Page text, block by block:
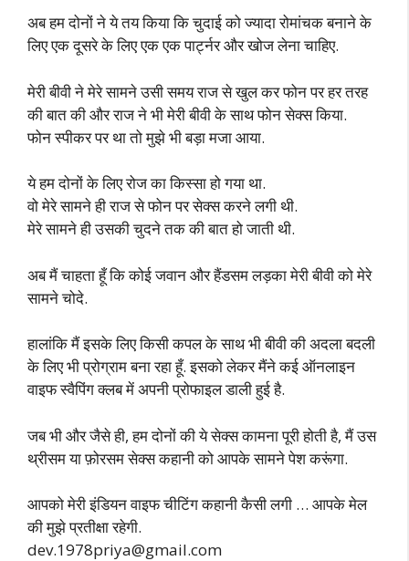
अब हम दोनों ने ये तय किया कि चुदाई को ज्यादा रोमांचक बनाने के
लिए एक दूसरे के लिए एक एक पार्ट्नर और खोज लेना चाहिए.
मेरी बीवी ने मेरे सामने उसी समय राज से खुल कर फोन पर हर तरह
की बात की और राज ने भी मेरी बीवी के साथ फोन सेक्स किया.
फोन स्पीकर पर था तो मुझे भी बड़ा मजा आया.
ये हम दोनों के लिए रोज का किस्सा हो गया था.
वो मेरे सामने ही राज से फोन पर सेक्स करने लगी थी.
मेरे सामने ही उसकी चुदने तक की बात हो जाती थी.
अब मैं चाहता हूँ कि कोई जवान और हैंडसम लड़का मेरी बीवी को मेरे
सामने चोदे.
हालांकि मैं इसके लिए किसी कपल के साथ भी बीवी की अदला बदली
के लिए भी प्रोग्राम बना रहा हूँ. इसको लेकर मैंने कई ऑनलाइन
वाइफ स्वैपिंग क्लब में अपनी प्रोफाइल डाली हुई है.
जब भी और जैसे ही, हम दोनों की ये सेक्स कामना पूरी होती है, मैं उस
थ्रीसम या फ़ोरसम सेक्स कहानी को आपके सामने पेश करूंगा.
आपको मेरी इंडियन वाइफ चीटिंग कहानी कैसी लगी … आपके मेल
की मुझे प्रतीक्षा रहेगी.
dev.1978priya@gmail.com